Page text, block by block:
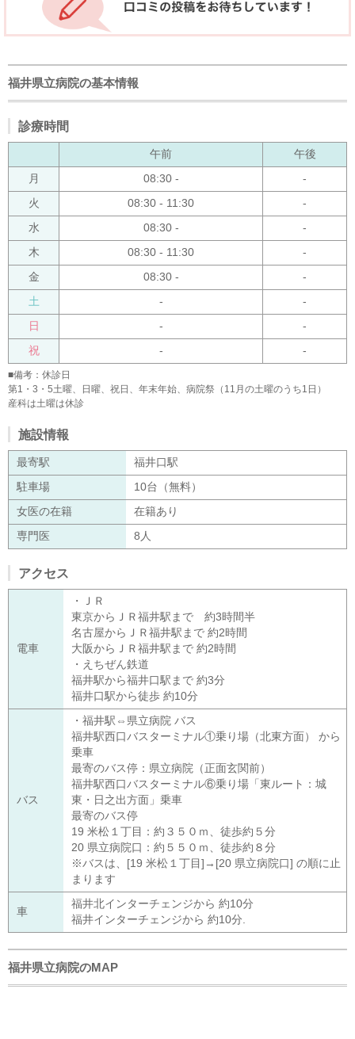
福井県立病院の基本情報
診療時間
午前 午後
月 08:30 - -
火 08:30 - 11:30 -
水 08:30 - -
木 08:30 - 11:30 -
金 08:30 - -
土 - -
日 - -
祝 - -
■備考：休診日
第1・3・5土曜、日曜、祝日、年末年始、病院祭（11月の土曜のうち1日）
産科は土曜は休診
施設情報
最寄駅 福井口駅
駐車場 10台（無料）
女医の在籍 在籍あり
専門医 8人
アクセス
電車
・ＪＲ
東京からＪＲ福井駅まで 約3時間半
名古屋からＪＲ福井駅まで 約2時間
大阪からＪＲ福井駅まで 約2時間
・えちぜん鉄道
福井駅から福井口駅まで 約3分
福井口駅から徒歩 約10分
バス
・福井駅⇔県立病院 バス
福井駅西口バスターミナル①乗り場（北東方面） から
乗車
最寄のバス停：県立病院（正面玄関前）
福井駅西口バスターミナル⑥乗り場「東ルート：城
東・日之出方面」乗車
最寄のバス停
19 米松１丁目：約３５０ｍ、徒歩約５分
20 県立病院口：約５５０ｍ、徒歩約８分
※バスは、[19 米松１丁目]→[20 県立病院口] の順に止
まります
車
福井北インターチェンジから 約10分
福井インターチェンジから 約10分.
福井県立病院のMAP